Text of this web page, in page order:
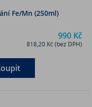
Fe/Mn (250ml)
990 Kč
818,20 Kč (bez DPH)